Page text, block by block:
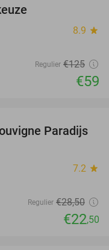
8.9 star
Regulier €125
€59
21%
Paradijs
7.2 star
Regulier €28,50
€22,50